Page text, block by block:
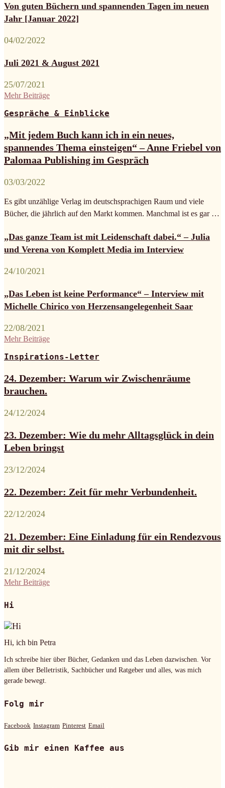
Von guten Büchern und spannenden Tagen im neuen
Jahr [Januar 2022]
04/02/2022
Juli 2021 & August 2021
25/07/2021
Mehr Beiträge
Gespräche & Einblicke
„Mit jedem Buch kann ich in ein neues,
spannendes Thema einsteigen“ – Anne Friebel von
Palomaa Publishing im Gespräch
03/03/2022
Es gibt unzählige Verlag im deutschsprachigen Raum und viele
Bücher, die jährlich auf den Markt kommen. Manchmal ist es gar …
„Das ganze Team ist mit Leidenschaft dabei.“ – Julia
und Verena von Komplett Media im Interview
24/10/2021
„Das Leben ist keine Performance“ – Interview mit
Michelle Chirico von Herzensangelegenheit Saar
22/08/2021
Mehr Beiträge
Inspirations-Letter
24. Dezember: Warum wir Zwischenräume
brauchen.
24/12/2024
23. Dezember: Wie du mehr Alltagsglück in dein
Leben bringst
23/12/2024
22. Dezember: Zeit für mehr Verbundenheit.
22/12/2024
21. Dezember: Eine Einladung für ein Rendezvous
mit dir selbst.
21/12/2024
Mehr Beiträge
Hi
Hi, ich bin Petra
Ich schreibe hier über Bücher, Gedanken und das Leben dazwischen. Vor
allem über Belletristik, Sachbücher und Ratgeber und alles, was mich
gerade bewegt.
Folg mir
Facebook Instagram Pinterest Email
Gib mir einen Kaffee aus